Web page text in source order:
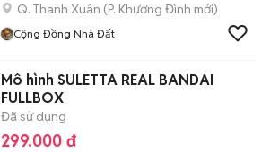
Q. Thanh Xuân (P. Khương Đình mới)
Cộng Đồng Nhà Đất
Mô hình SULETTA REAL BANDAI
FULLBOX
Đã sử dụng
299.000 đ